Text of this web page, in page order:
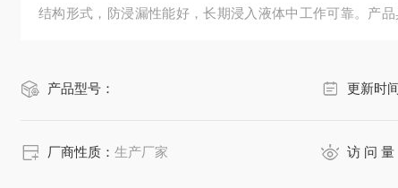
结构形式，防浸漏性能好，长期浸入液体中工作可靠。产
产品型号： 更新时
厂商性质：生产厂家 访 问 量